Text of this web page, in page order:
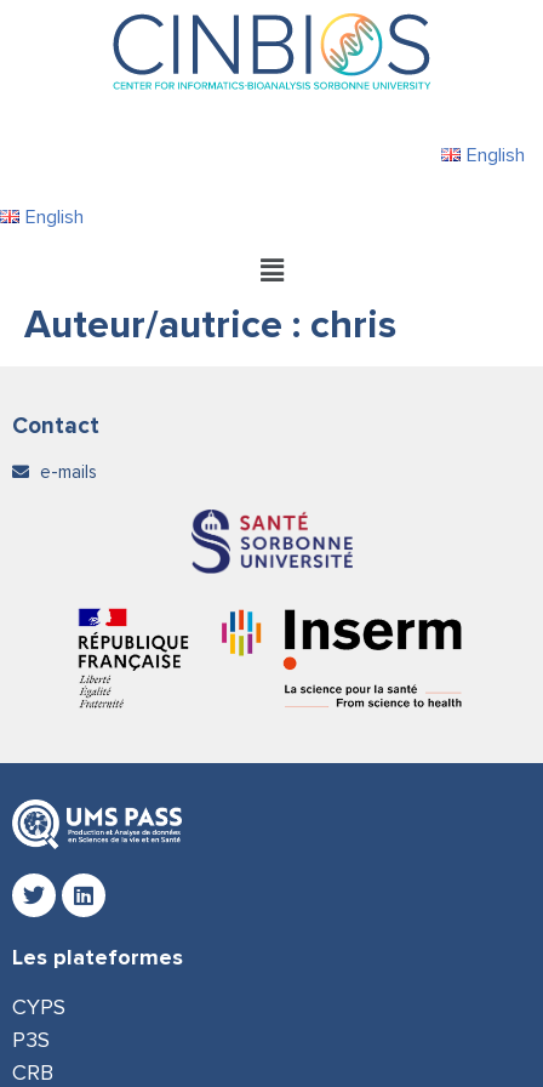
English
English
Auteur/autrice : chris
Contact
e-mails
Les plateformes
CYPS
P3S
CRB